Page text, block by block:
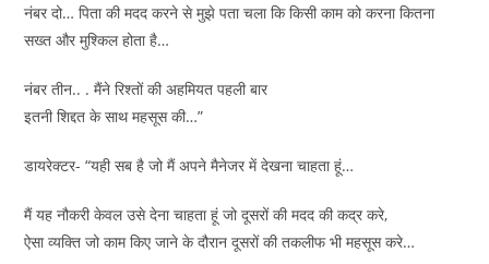
नंबर दो… पिता की मदद करने से मुझे पता चला कि किसी काम को करना कितना
सख्त और मुश्किल होता है…
नंबर तीन.. . मैंने रिश्तों की अहमियत पहली बार
इतनी शिद्दत के साथ महसूस की…”
डायरेक्टर- “यही सब है जो मैं अपने मैनेजर में देखना चाहता हूं…
मैं यह नौकरी केवल उसे देना चाहता हूं जो दूसरों की मदद की कद्र करे,
ऐसा व्यक्ति जो काम किए जाने के दौरान दूसरों की तकलीफ भी महसूस करे…